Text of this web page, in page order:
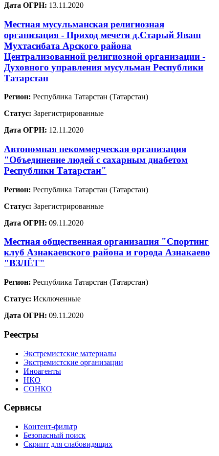
Дата ОГРН: 13.11.2020
Местная мусульманская религиозная
организация - Приход мечети д.Старый Яваш
Мухтасибата Арского района
Централизованной религиозной организации -
Духовного управления мусульман Республики
Татарстан
Регион: Республика Татарстан (Татарстан)
Статус: Зарегистрированные
Дата ОГРН: 12.11.2020
Автономная некоммерческая организация
"Объединение людей с сахарным диабетом
Республики Татарстан"
Регион: Республика Татарстан (Татарстан)
Статус: Зарегистрированные
Дата ОГРН: 09.11.2020
Местная общественная организация "Спортинг
клуб Азнакаевского района и города Азнакаево
"ВЗЛЁТ"
Регион: Республика Татарстан (Татарстан)
Статус: Исключенные
Дата ОГРН: 09.11.2020
Реестры
Экстремистские материалы
Экстремистские организации
Иноагенты
НКО
СОНКО
Сервисы
Контент-фильтр
Безопасный поиск
Скрипт для слабовидящих